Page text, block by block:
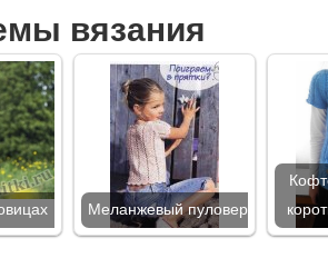
вязания
Меланжевый пуловер